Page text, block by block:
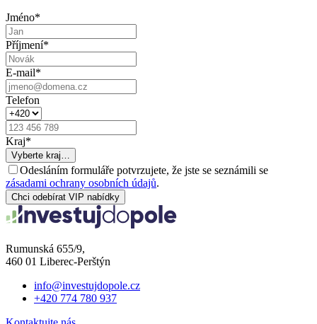
Jméno*
Příjmení*
E-mail*
Telefon
Kraj*
Vyberte kraj…
Odesláním formuláře potvrzujete, že jste se seznámili se
zásadami ochrany osobních údajů.
Chci odebírat VIP nabídky
Rumunská 655/9,
460 01 Liberec-Perštýn
info@investujdopole.cz
+420 774 780 937